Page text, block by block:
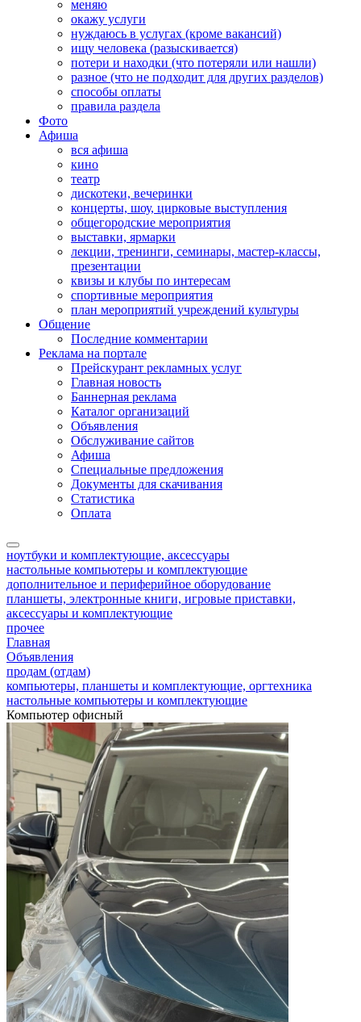
меняю
окажу услуги
нуждаюсь в услугах (кроме вакансий)
ищу человека (разыскивается)
потери и находки (что потеряли или нашли)
разное (что не подходит для других разделов)
способы оплаты
правила раздела
Фото
Афиша
вся афиша
кино
театр
дискотеки, вечеринки
концерты, шоу, цирковые выступления
общегородские мероприятия
выставки, ярмарки
лекции, тренинги, семинары, мастер-классы,
презентации
квизы и клубы по интересам
спортивные мероприятия
план мероприятий учреждений культуры
Общение
Последние комментарии
Реклама на портале
Прейскурант рекламных услуг
Главная новость
Баннерная реклама
Каталог организаций
Объявления
Обслуживание сайтов
Афиша
Специальные предложения
Документы для скачивания
Статистика
Оплата
ноутбуки и комплектующие, аксессуары
настольные компьютеры и комплектующие
дополнительное и периферийное оборудование
планшеты, электронные книги, игровые приставки,
аксессуары и комплектующие
прочее
Главная
Объявления
продам (отдам)
компьютеры, планшеты и комплектующие, оргтехника
настольные компьютеры и комплектующие
Компьютер офисный